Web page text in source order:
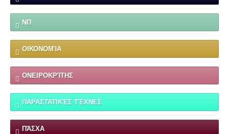
ΝΠ
ΟΙΚΟΝΟΜΊΑ
ΟΝΕΙΡΟΚΡΊΤΗΣ
ΠΑΡΑΣΤΑΤΙΚΈΣ ΤΈΧΝΕΣ
ΠΆΣΧΑ